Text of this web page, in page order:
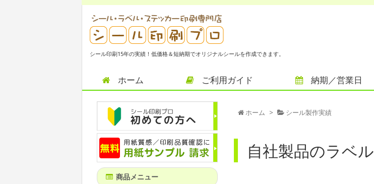
シール印刷15年の実績！低価格＆短納期でオリジナルシールを作成できます。
ホーム ご利用ガイド 納期／営業日
ホーム > シール製作実績
自社製品のラベル
商品メニュー